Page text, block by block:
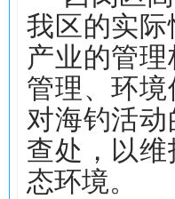
我区的实
产业的管
管理、环
对海钓活
查处，以
态环境。